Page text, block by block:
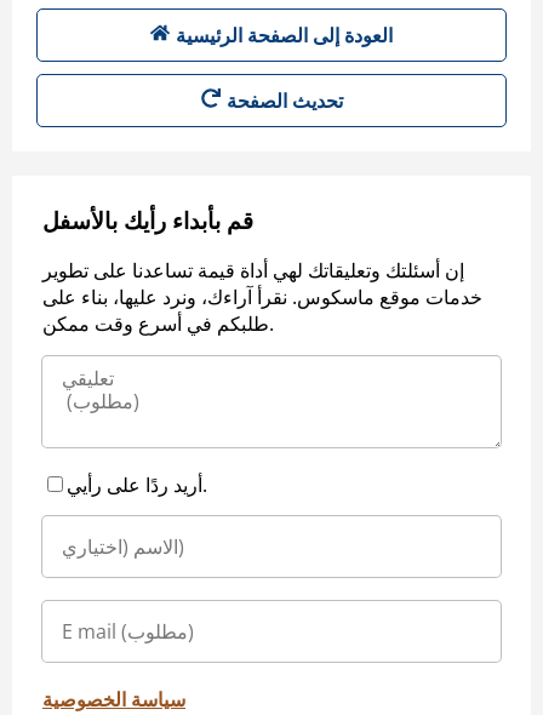
العودة إلى الصفحة الرئيسية
تحديث الصفحة
قم بأبداء رأيك بالأسفل
إن أسئلتك وتعليقاتك لهي أداة قيمة تساعدنا على تطوير
خدمات موقع ماسكوس. نقرأ آراءك، ونرد عليها، بناء على
طلبكم في أسرع وقت ممكن.
أريد ردًا على رأيي.
سياسة الخصوصية